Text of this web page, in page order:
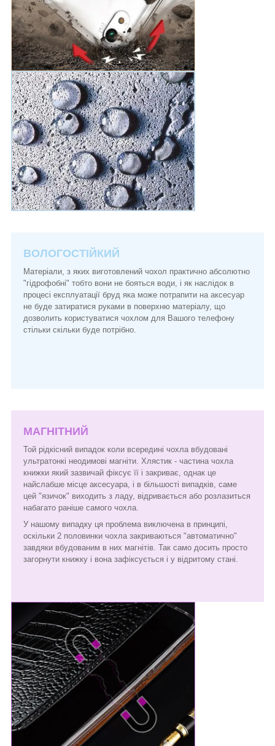
ВОЛОГОСТІЙКИЙ
Матеріали, з яких виготовлений чохол практично абсолютно
"гідрофобні" тобто вони не бояться води, і як наслідок в
процесі експлуатації бруд яка може потрапити на аксесуар
не буде затиратися руками в поверхню матеріалу, що
дозволить користуватися чохлом для Вашого телефону
стільки скільки буде потрібно.
МАГНІТНИЙ
Той рідкісний випадок коли всередині чохла вбудовані
ультратонкі неодимові магніти. Хлястик - частина чохла
книжки який зазвичай фіксує її і закриває, однак це
найслабше місце аксесуара, і в більшості випадків, саме
цей "язичок" виходить з ладу, відривається або розлазиться
набагато раніше самого чохла.
У нашому випадку ця проблема виключена в принципі,
оскільки 2 половинки чохла закриваються "автоматично"
завдяки вбудованим в них магнітів. Так само досить просто
загорнути книжку і вона зафіксується і у відритому стані.